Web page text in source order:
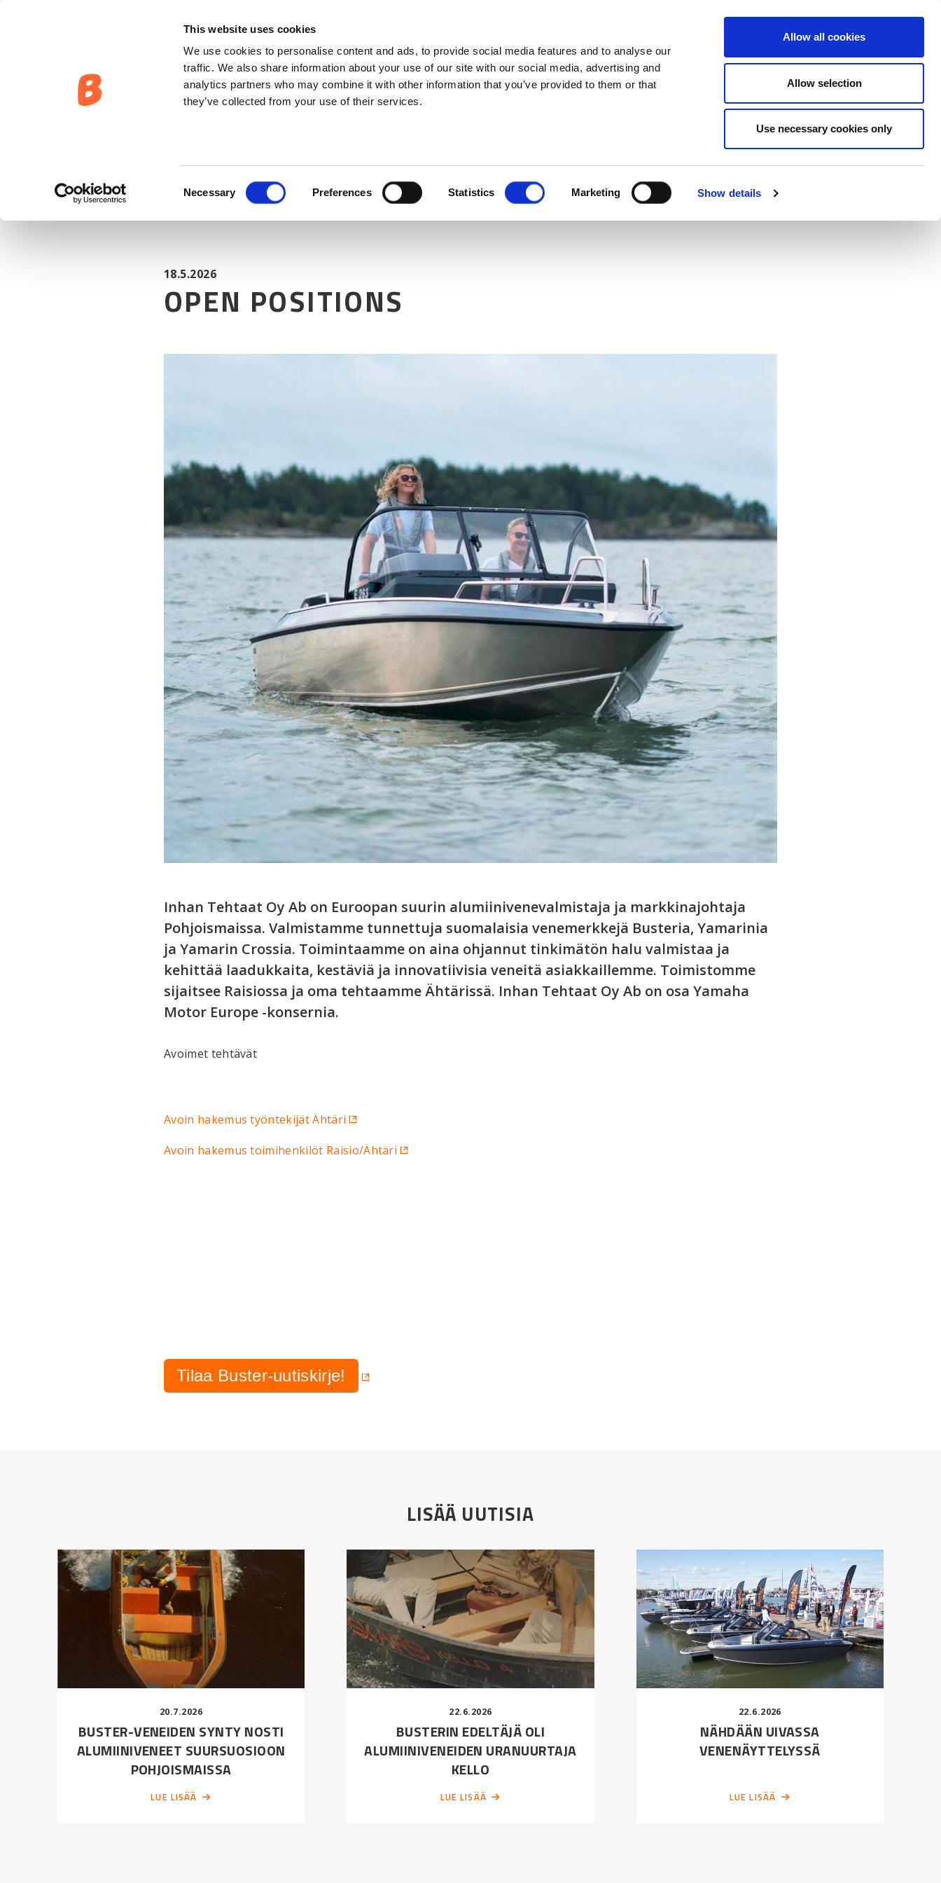
This website uses cookies
We use cookies to personalise content and ads, to provide social media features and to analyse our
traffic. We also share information about your use of our site with our social media, advertising and
analytics partners who may combine it with other information that you’ve provided to them or that
they’ve collected from your use of their services.
Necessary Preferences Statistics Marketing Show details
Allow all cookies
Allow selection
Use necessary cookies only
Jaa Twitterissä
Jaa Jaa
18.5.2026
OPEN POSITIONS
Inhan Tehtaat Oy Ab on Euroopan suurin alumiinivenevalmistaja ja markkinajohtaja
Pohjoismaissa. Valmistamme tunnettuja suomalaisia venemerkkejä Busteria, Yamarinia
ja Yamarin Crossia. Toimintaamme on aina ohjannut tinkimätön halu valmistaa ja
kehittää laadukkaita, kestäviä ja innovatiivisia veneitä asiakkaillemme. Toimistomme
sijaitsee Raisiossa ja oma tehtaamme Ähtärissä. Inhan Tehtaat Oy Ab on osa Yamaha
Motor Europe -konsernia.
Avoimet tehtävät
Avoin hakemus työntekijät Ähtäri
Avoin hakemus toimihenkilöt Raisio/Ähtäri
Tilaa Buster-uutiskirje!
LISÄÄ UUTISIA
20.7.2026
BUSTER-VENEIDEN SYNTY NOSTI
ALUMIINIVENEET SUURSUOSIOON
POHJOISMAISSA
LUE LISÄÄ
22.6.2026
BUSTERIN EDELTÄJÄ OLI
ALUMIINIVENEIDEN URANUURTAJA
KELLO
LUE LISÄÄ
22.6.2026
NÄHDÄÄN UIVASSA
VENENÄYTTELYSSÄ
LUE LISÄÄ